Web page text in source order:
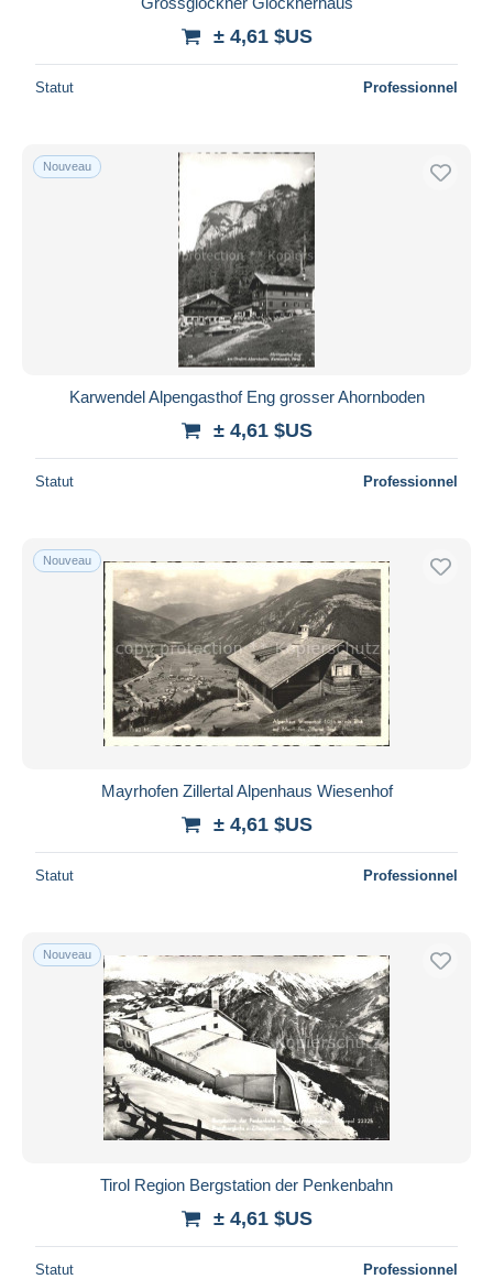
± 4,61 $US
Statut Professionnel
Nouveau
Karwendel Alpengasthof Eng grosser Ahornboden
± 4,61 $US
Statut Professionnel
Nouveau
Mayrhofen Zillertal Alpenhaus Wiesenhof
± 4,61 $US
Statut Professionnel
Nouveau
Tirol Region Bergstation der Penkenbahn
± 4,61 $US
Statut Professionnel